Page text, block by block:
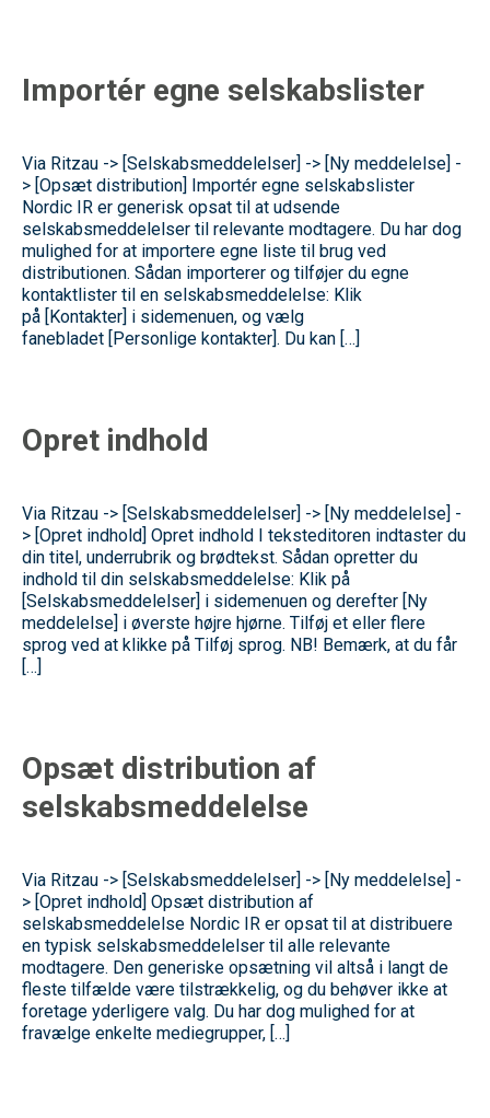
Importér egne selskabslister
Via Ritzau -> [Selskabsmeddelelser] -> [Ny meddelelse] -
> [Opsæt distribution] Importér egne selskabslister
Nordic IR er generisk opsat til at udsende
selskabsmeddelelser til relevante modtagere. Du har dog
mulighed for at importere egne liste til brug ved
distributionen. Sådan importerer og tilføjer du egne
kontaktlister til en selskabsmeddelelse: Klik
på [Kontakter] i sidemenuen, og vælg
fanebladet [Personlige kontakter]. Du kan […]
Opret indhold
Via Ritzau -> [Selskabsmeddelelser] -> [Ny meddelelse] -
> [Opret indhold] Opret indhold I teksteditoren indtaster du
din titel, underrubrik og brødtekst. Sådan opretter du
indhold til din selskabsmeddelelse: Klik på
[Selskabsmeddelelser] i sidemenuen og derefter [Ny
meddelelse] i øverste højre hjørne. Tilføj et eller flere
sprog ved at klikke på Tilføj sprog. NB! Bemærk, at du får
[…]
Opsæt distribution af
selskabsmeddelelse
Via Ritzau -> [Selskabsmeddelelser] -> [Ny meddelelse] -
> [Opret indhold] Opsæt distribution af
selskabsmeddelelse Nordic IR er opsat til at distribuere
en typisk selskabsmeddelelser til alle relevante
modtagere. Den generiske opsætning vil altså i langt de
fleste tilfælde være tilstrækkelig, og du behøver ikke at
foretage yderligere valg. Du har dog mulighed for at
fravælge enkelte mediegrupper, […]